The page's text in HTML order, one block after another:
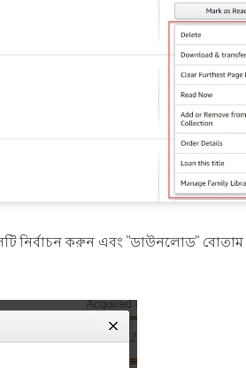
নির্বাচন করুন এবং "ডাউনলোড" বোতাম